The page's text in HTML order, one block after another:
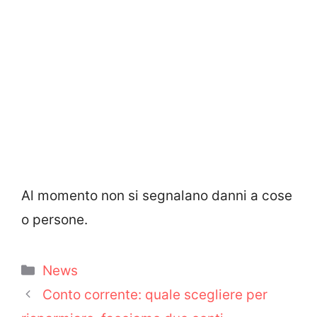
Al momento non si segnalano danni a cose
o persone.
Categorie
News
Conto corrente: quale scegliere per